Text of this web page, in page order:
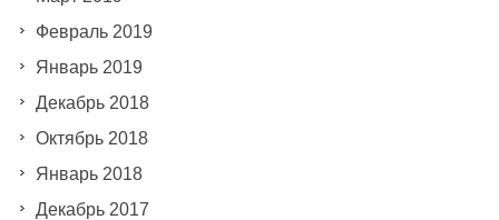
Февраль 2019
Январь 2019
Декабрь 2018
Октябрь 2018
Январь 2018
Декабрь 2017